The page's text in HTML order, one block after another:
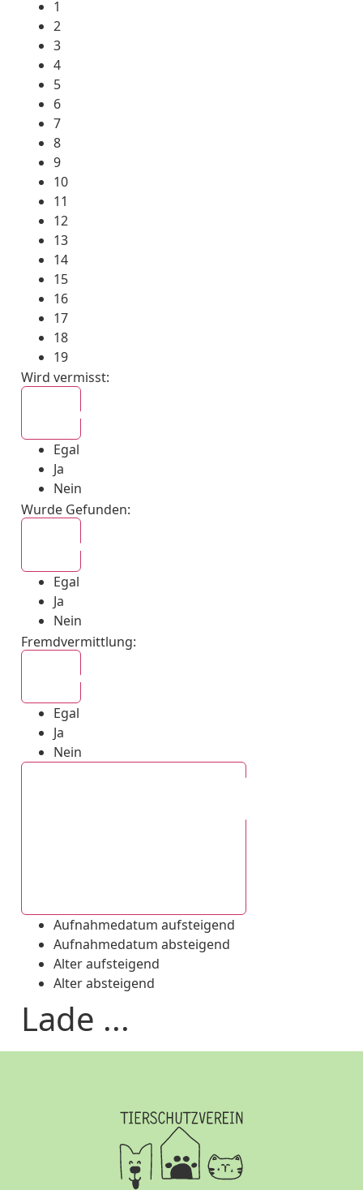
1
2
3
4
5
6
7
8
9
10
11
12
13
14
15
16
17
18
19
Wird vermisst:
Egal
Ja
Nein
Wurde Gefunden:
Egal
Ja
Nein
Fremdvermittlung:
Egal
Ja
Nein
Aufnahmedatum aufsteigend
Aufnahmedatum absteigend
Alter aufsteigend
Alter absteigend
Lade ...